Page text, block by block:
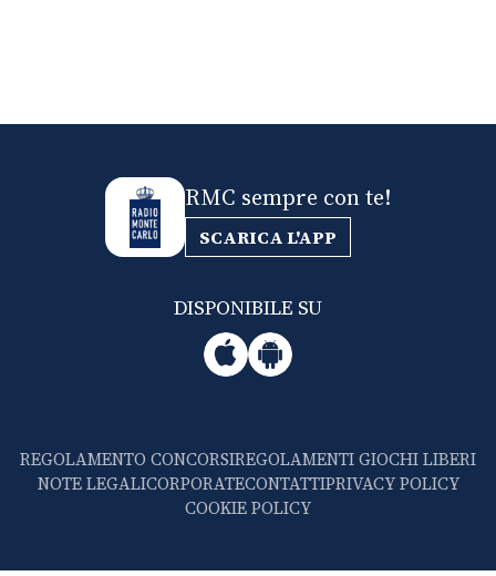
RMC sempre con te!
SCARICA L'APP
DISPONIBILE SU
REGOLAMENTO CONCORSIREGOLAMENTI GIOCHI LIBERI
NOTE LEGALICORPORATECONTATTIPRIVACY POLICY
COOKIE POLICY